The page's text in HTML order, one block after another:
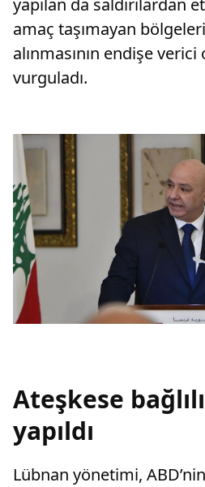
yapılan da saldırılardan
amaç taşımayan
alınmasının endişe
vurguladı.
Ateşkese
yapıldı
Lübnan yönetimi,